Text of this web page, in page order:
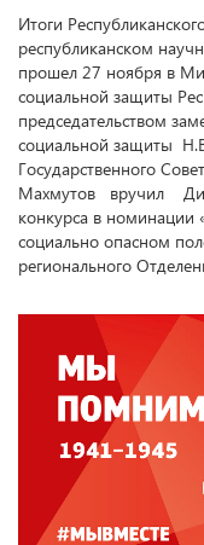
Итоги
республиканском
прошел 27 ноября в
социальной защиты
председательством
социальной защиты
Государственного
Махмутов вручил
конкурса в номинации
социально опасном
регионального